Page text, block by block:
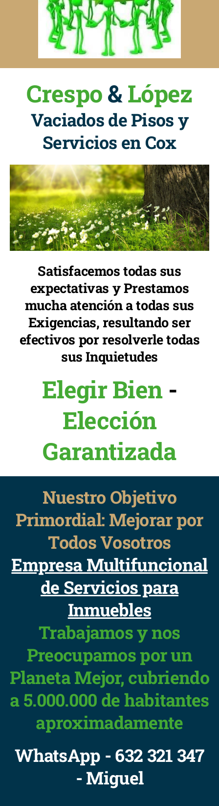
Crespo&López
Vaciados de Pisos y
Servicios en Cox
Satisfacemos todas sus
expectativas y Prestamos
mucha atención a todas sus
Exigencias, resultando ser
efectivos por resolverle todas
sus Inquietudes
Elegir Bien -
Elección
Garantizada
Nuestro Objetivo
Primordial: Mejorar por
Todos Vosotros
Empresa Multifuncional
de Servicios para
Inmuebles
Trabajamos y nos
Preocupamos por un
Planeta Mejor, cubriendo
a 5.000.000 de habitantes
aproximadamente
WhatsApp - 632 321 347
- Miguel